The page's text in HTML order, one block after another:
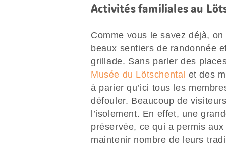
Activités familiales au
Comme vous le savez déjà,
beaux sentiers de randonnée
grillade. Sans parler des
Musée du Lötschental et des
à parier qu’ici tous les
défouler. Beaucoup de
l’isolement. En effet, une
préservée, ce qui a permis
maintenir nombre de leurs